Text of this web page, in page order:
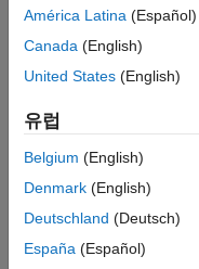
Version History
See Also
Create the object using
Properties
expand all
UniformOutput
outputs
América Latina (Español)
Canada (English)
United States (English)
유럽
Belgium (English)
Denmark (English)
Deutschland (Deutsch)
España (Español)